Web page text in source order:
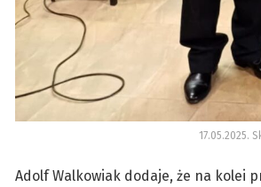
17.05.2025.
Adolf Walkowiak dodaje, że na kolei